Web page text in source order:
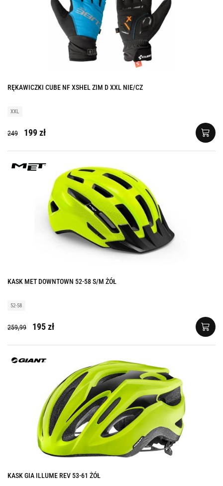
RĘKAWICZKI CUBE NF XSHEL ZIM D XXL NIE/CZ
XXL
249 199 zł
KASK MET DOWNTOWN 52-58 S/M ŻÓŁ
52-58
259,99 195 zł
KASK GIA ILLUME REV 53-61 ŻÓŁ